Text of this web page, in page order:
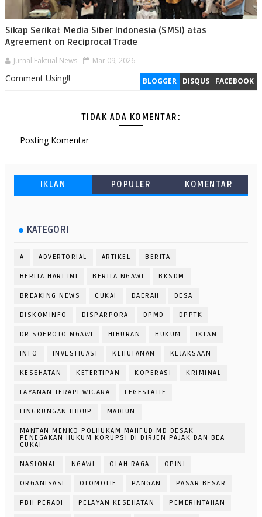
Sikap Serikat Media Siber Indonesia (SMSI) atas
Agreement on Reciprocal Trade
Jurnal Faktual News Mar 09, 2026
BLOGGER DISQUS FACEBOOK
Comment Using!!
TIDAK ADA KOMENTAR:
Posting Komentar
IKLAN POPULER KOMENTAR
KATEGORI
A ADVERTORIAL ARTIKEL BERITA
BERITA HARI INI BERITA NGAWI BKSDM
BREAKING NEWS CUKAI DAERAH DESA
DISKOMINFO DISPARPORA DPMD DPPTK
DR.SOEROTO NGAWI HIBURAN HUKUM IKLAN
INFO INVESTIGASI KEHUTANAN KEJAKSAAN
KESEHATAN KETERTIPAN KOPERASI KRIMINAL
LAYANAN TERAPI WICARA LEGESLATIF
LINGKUNGAN HIDUP MADIUN
MANTAN MENKO POLHUKAM MAHFUD MD DESAK
PENEGAKAN HUKUM KORUPSI DI DIRJEN PAJAK DAN BEA
CUKAI
NASIONAL NGAWI OLAH RAGA OPINI
ORGANISASI OTOMOTIF PANGAN PASAR BESAR
PBH PERADI PELAYAN KESEHATAN PEMERINTAHAN